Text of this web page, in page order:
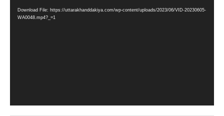
Player
Download File: https://uttarakhanddakiya.com/wp-content/uploads/2023/06/VID-20230605-
WA0048.mp4?_=1